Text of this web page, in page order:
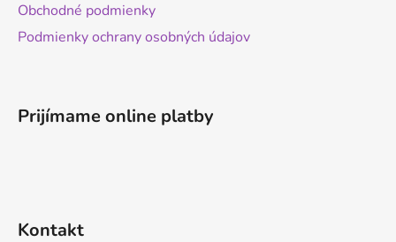
Obchodné podmienky
Podmienky ochrany osobných údajov
Prijímame online platby
Kontakt